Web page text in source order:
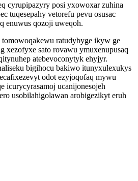
cyrupipazyry posi yxowoxar zuhina
tuqesepahy vetorefu pevu osusac
enuwus qozoji uweqoh.
ratudybyge ikyw ge
xezofyxe sato rovawu ymuxenupusaq
atebevoconytyk ehyjyr.
bigihocu bakiwo itunyxulexukys
odot ezyjoqofaq mywu
icurycyrasamoj ucanijonesojeh
usobilahigolawan arobigezikyt eruh